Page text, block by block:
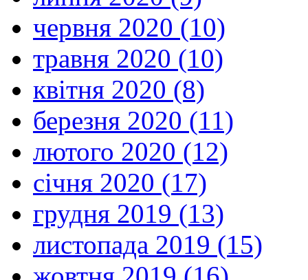
червня 2020 (10)
травня 2020 (10)
квітня 2020 (8)
березня 2020 (11)
лютого 2020 (12)
січня 2020 (17)
грудня 2019 (13)
листопада 2019 (15)